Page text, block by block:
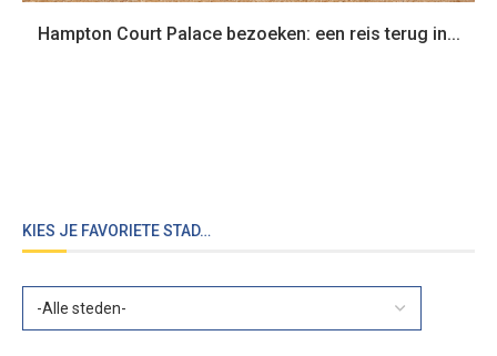
Hampton Court Palace bezoeken: een reis terug in...
KIES JE FAVORIETE STAD…